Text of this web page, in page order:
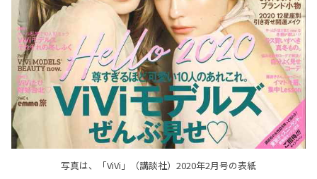
写真は、「ViVi」（講談社）2020年2月号の表紙